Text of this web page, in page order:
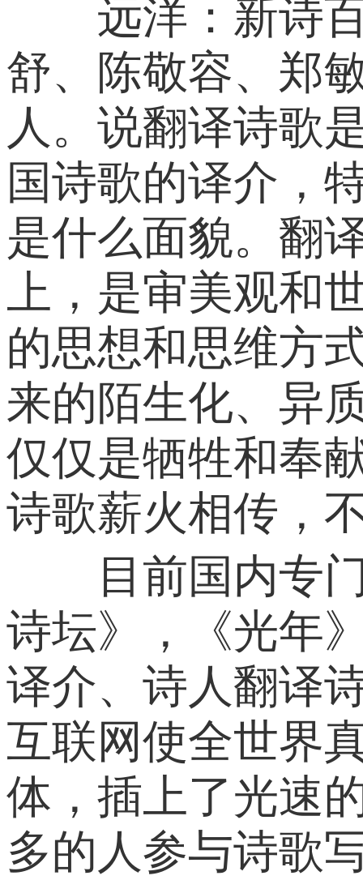
远洋：新诗百
舒、陈敬容、郑
人。说翻译诗歌
国诗歌的译介，
是什么面貌。翻
上，是审美观
的思想和思维方
来的陌生化、异
仅仅是牺牲和奉
诗歌薪火相传，
目前国内专门
诗坛》，《光年
译介、诗人翻译
互联网使全世界
体，插上了光速
多的人参与诗歌